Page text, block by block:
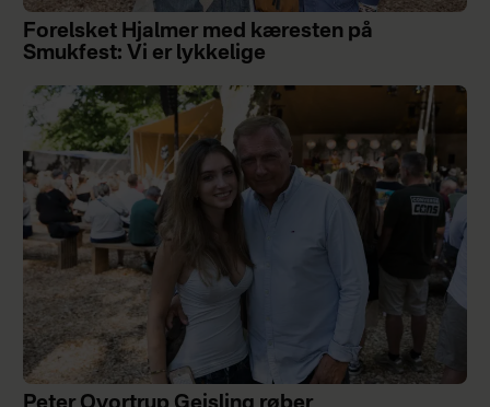
Forelsket Hjalmer med kæresten på
Smukfest: Vi er lykkelige